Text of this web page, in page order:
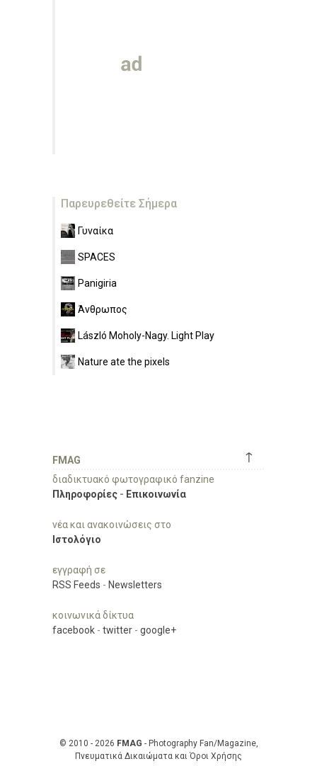
Παρευρεθείτε Σήμερα
Γυναίκα
SPACES
Panigiria
Άνθρωπος
László Moholy-Nagy. Light Play
Nature ate the pixels
↑
FMAG
διαδικτυακό φωτογραφικό fanzine
Πληροφορίες - Επικοινωνία
νέα και ανακοινώσεις στο
Ιστολόγιο
εγγραφή σε
RSS Feeds - Newsletters
κοινωνικά δίκτυα
facebook - twitter - google+
© 2010 - 2026 FMAG - Photography Fan/Magazine,
Πνευματικά Δικαιώματα και Όροι Χρήσης